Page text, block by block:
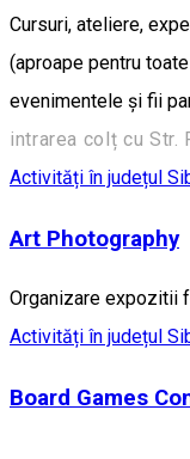
Cursuri, ateliere,
(aproape pentru
evenimentele și fii
Activități în județul
Art Photography
Organizare expozitii
Activități în județul
Board Games